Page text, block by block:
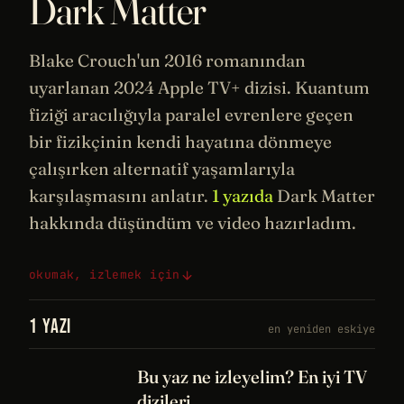
Dark Matter
Blake Crouch'un 2016 romanından
uyarlanan 2024Apple TV+ dizisi. Kuantum
fiziği aracılığıyla paralel evrenlere geçen
bir fizikçinin kendi hayatına dönmeye
çalışırken alternatif yaşamlarıyla
karşılaşmasını anlatır. 1 yazıda Dark Matter
hakkında düşündüm ve video hazırladım.
okumak, izlemek için
1 YAZI en yeniden eskiye
Bu yaz ne izleyelim? En iyi TV